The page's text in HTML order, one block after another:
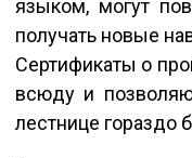
языком, могут
получать новые
Сертификаты о
всюду и
лестнице гораздо